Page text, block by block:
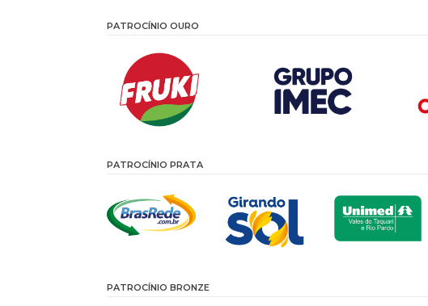
PATROCÍNIO OURO
PATROCÍNIO PRATA
PATROCÍNIO BRONZE